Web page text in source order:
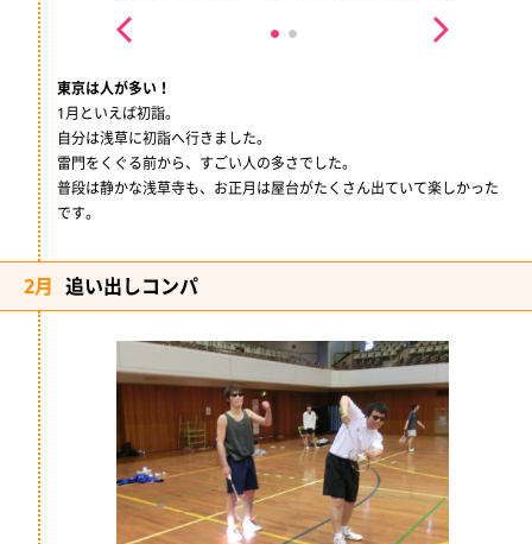
東京は人が多い！
1月といえば初詣。
自分は浅草に初詣へ行きました。
雷門をくぐる前から、すごい人の多さでした。
普段は静かな浅草寺も、お正月は屋台がたくさん出ていて楽しかった
です。
2月 追い出しコンパ